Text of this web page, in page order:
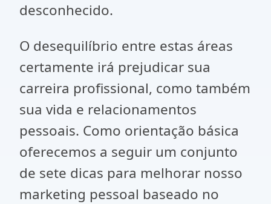
desconhecido.
O desequilíbrio entre estas áreas
certamente irá prejudicar sua
carreira profissional, como também
sua vida e relacionamentos
pessoais. Como orientação básica
oferecemos a seguir um conjunto
de sete dicas para melhorar nosso
marketing pessoal baseado no